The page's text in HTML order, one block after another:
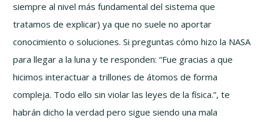
siempre al nivel más fundamental del sistema que
tratamos de explicar) ya que no suele no aportar
conocimiento o soluciones. Si preguntas cómo hizo la NASA
para llegar a la luna y te responden: “Fue gracias a que
hicimos interactuar a trillones de átomos de forma
compleja. Todo ello sin violar las leyes de la física.”, te
habrán dicho la verdad pero sigue siendo una mala